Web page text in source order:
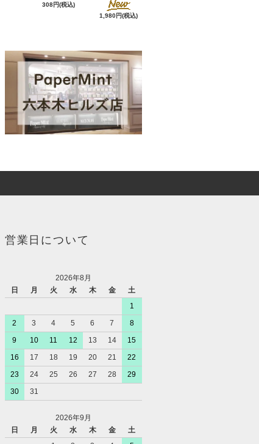
308円(税込)
1,980円(税込)
営業日について
2026年8月
日
月 火 水 木 金
土
1
2
3 4 5 6 7
8
9
10 11 12 13 14
15
16
17 18 19 20 21
22
23
24 25 26 27 28
29
30
31
2026年9月
日
月 火 水 木 金
土